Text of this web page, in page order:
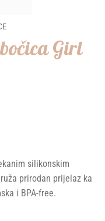
Girl
silikonskim
prirodan prijelaz ka
i BPA-free.